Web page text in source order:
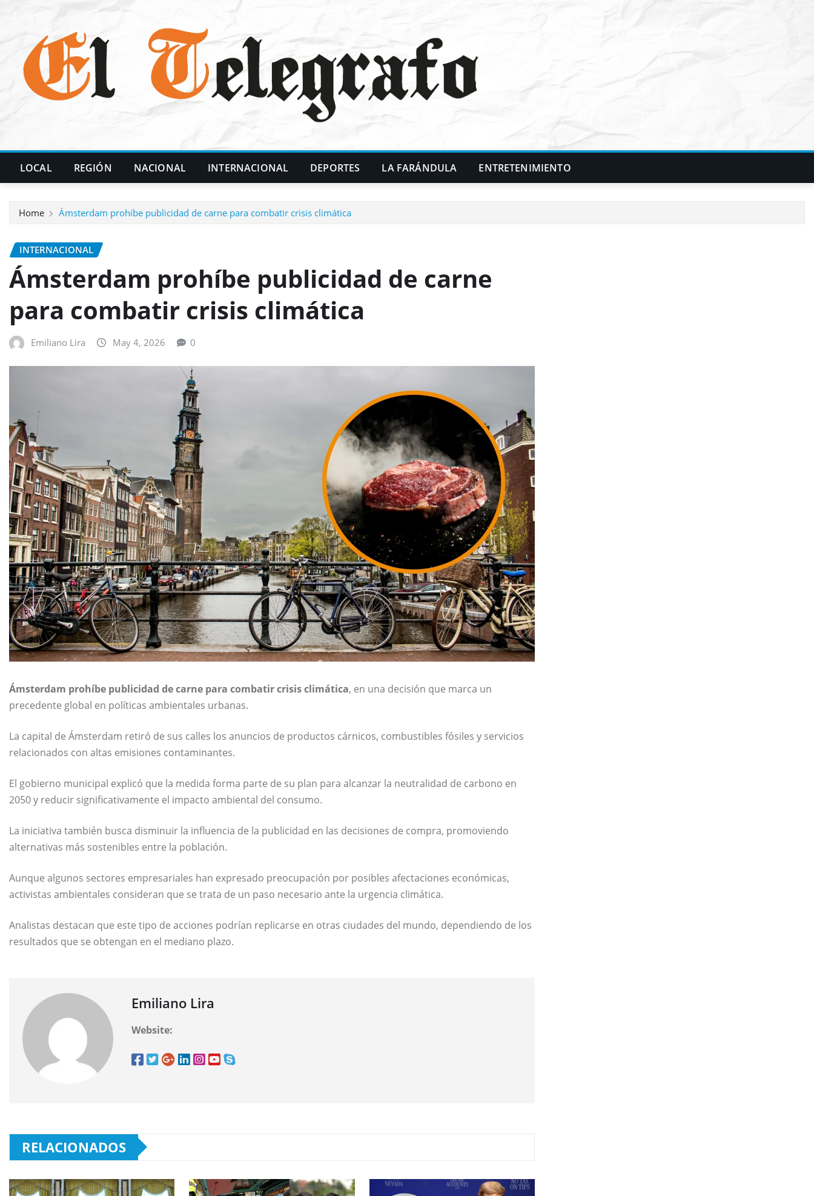
LOCAL REGIÓN NACIONAL INTERNACIONAL DEPORTES LA FARÁNDULA ENTRETENIMIENTO
Home Ámsterdam prohíbe publicidad de carne para combatir crisis climática
INTERNACIONAL
Ámsterdam prohíbe publicidad de carne
para combatir crisis climática
Emiliano Lira May 4, 2026 0
Ámsterdam prohíbe publicidad de carne para combatir crisis climática, en una decisión que marca un
precedente global en políticas ambientales urbanas.
La capital de Ámsterdam retiró de sus calles los anuncios de productos cárnicos, combustibles fósiles y servicios
relacionados con altas emisiones contaminantes.
El gobierno municipal explicó que la medida forma parte de su plan para alcanzar la neutralidad de carbono en
2050 y reducir significativamente el impacto ambiental del consumo.
La iniciativa también busca disminuir la influencia de la publicidad en las decisiones de compra, promoviendo
alternativas más sostenibles entre la población.
Aunque algunos sectores empresariales han expresado preocupación por posibles afectaciones económicas,
activistas ambientales consideran que se trata de un paso necesario ante la urgencia climática.
Analistas destacan que este tipo de acciones podrían replicarse en otras ciudades del mundo, dependiendo de los
resultados que se obtengan en el mediano plazo.
Emiliano Lira
Website:
RELACIONADOS